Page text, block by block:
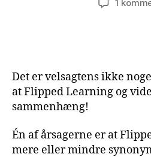
1
Det er velsagtens ikke
at Flipped Learning og
sammenhæng!
Én af årsagerne er at
mere eller mindre